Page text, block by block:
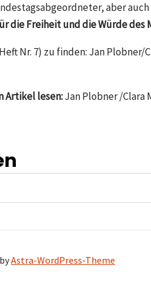
aber
die Freiheit und die Würde des
Nr. 7) zu finden: Jan
Artikel lesen:Jan Plobner /
Astra-WordPress-Theme